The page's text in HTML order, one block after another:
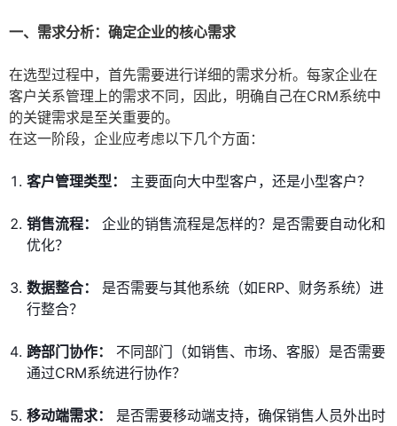
一、需求分析：确定企业的核心需求
在选型过程中，首先需要进行详细的需求分析。每家企业在
客户关系管理上的需求不同，因此，明确自己在CRM系统中
的关键需求是至关重要的。
在这一阶段，企业应考虑以下几个方面：
客户管理类型： 主要面向大中型客户，还是小型客户？
销售流程：
企业的销售流程是怎样的？是否需要自动化和
优化？
数据整合：
是否需要与其他系统（如ERP、财务系统）进
行整合？
跨部门协作：
不同部门（如销售、市场、客服）是否需要
通过CRM系统进行协作？
移动端需求：
是否需要移动端支持，确保销售人员外出时